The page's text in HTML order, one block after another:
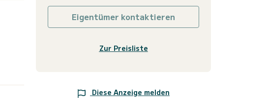
Eigentümer kontaktieren
Zur Preisliste
Diese Anzeige melden